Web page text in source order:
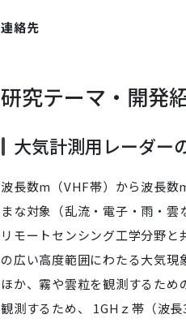
連絡先
研究テーマ・開発
大気計測用レーダー
波長数m（VHF帯）から波長数
まな対象（乱流・電子・雨・雲
リモートセンシング工学分野
の広い高度範囲にわたる大気
ほか、霧や雲粒を観測するた
観測するため、 1GHｚ帯（波